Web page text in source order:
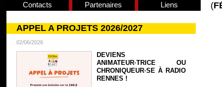
Contacts Partenaires Liens
APPEL A PROJETS 2026/2027
02/06/2026
DEVIENS
ANIMATEUR·TRICE OU
CHRONIQUEUR·SE À RADIO
RENNES !
(